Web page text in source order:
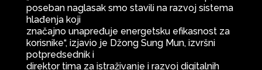
poseban naglasak smo stavili na razvoj sistema
hlađenja koji
značajno unapređuje energetsku efikasnost za
korisnike“, izjavio je Džong Sung Mun, izvršni
potpredsednik i
direktor tima za istraživanje i razvoj digitalnih